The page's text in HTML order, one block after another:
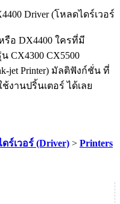
รือ DX4400 ใครที่มี
CX4300 CX5500
jet Printer) มัลติฟังก์ชั่น ที่
งานปริ้นเตอร์ ได้เลย
ดร์เวอร์ (Driver) > Printers